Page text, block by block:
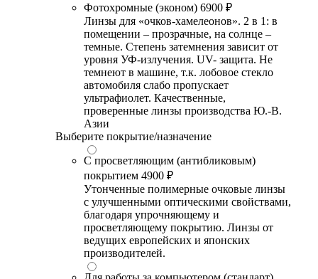
Фотохромные (эконом) 6900 ₽
Линзы для «очков-хамелеонов». 2 в 1: в
помещении – прозрачные, на солнце –
темные. Степень затемнения зависит от
уровня УФ-излучения. UV- защита. Не
темнеют в машине, т.к. лобовое стекло
автомобиля слабо пропускает
ультрафиолет. Качественные,
проверенные линзы производства Ю.-В.
Азии
Выберите покрытие/назначение
С просветляющим (антибликовым)
покрытием 4900 ₽
Утонченные полимерные очковые линзы
с улучшенными оптическими свойствами,
благодаря упрочняющему и
просветляющему покрытию. Линзы от
ведущих европейских и японских
производителей.